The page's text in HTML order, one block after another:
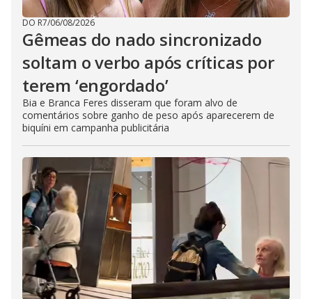
DO R7/06/08/2026
Gêmeas do nado sincronizado
soltam o verbo após críticas por
terem ‘engordado’
Bia e Branca Feres disseram que foram alvo de
comentários sobre ganho de peso após aparecerem de
biquíni em campanha publicitária